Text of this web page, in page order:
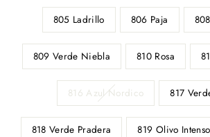
805 Ladrillo 806 Paja
809 Verde Niebla 810 Rosa
816 Azul Nordico 817
818 Verde Pradera 819 Olivo Intenso